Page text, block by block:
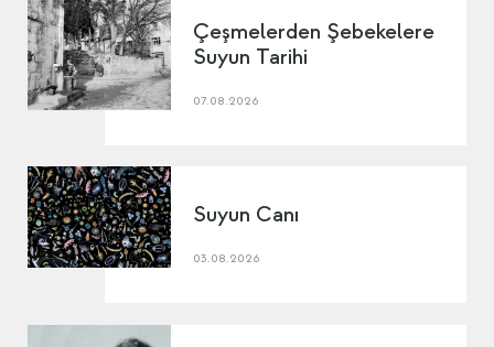
Çeşmelerden Şebekelere
Suyun Tarihi
07.08.2026
Suyun Canı
03.08.2026